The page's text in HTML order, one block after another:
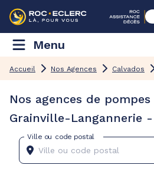
Menu
Accueil Nos Agences Calvados
Nos agences de
Grainville-Langannerie -
Ville ou code postal